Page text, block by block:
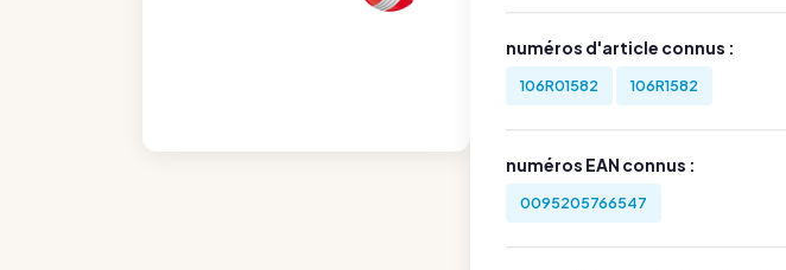
numéros d'article connus :
106R01582 106R1582
numéros EAN connus :
0095205766547